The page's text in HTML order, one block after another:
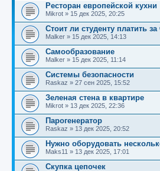
Ресторан европейской кухни
Mikrot » 15 дек 2025, 20:25
Стоит ли студенту платить
Malker » 15 дек 2025, 14:13
Самообразование
Malker » 15 дек 2025, 11:14
Системы безопасности
Raskaz » 27 сен 2025, 15:52
Зеленая стена в квартире
Mikrot » 13 дек 2025, 22:36
Парогенератор
Raskaz » 13 дек 2025, 20:52
Нужно оборудовать
Maks11 » 13 дек 2025, 17:01
Скупка цепочек